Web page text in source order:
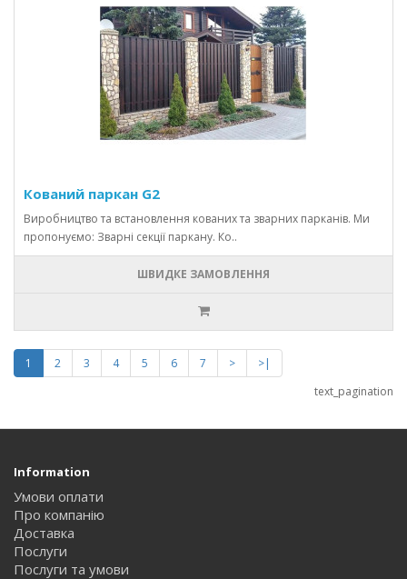
Кований паркан G2
Виробництво та встановлення кованих та зварних парканів. Ми
пропонуємо: Зварні секції паркану. Ко..
ШВИДКЕ ЗАМОВЛЕННЯ
1 2 3 4 5 6 7 >
>|
text_pagination
Information
Умови оплати
Про компанію
Доставка
Послуги
Послуги та умови